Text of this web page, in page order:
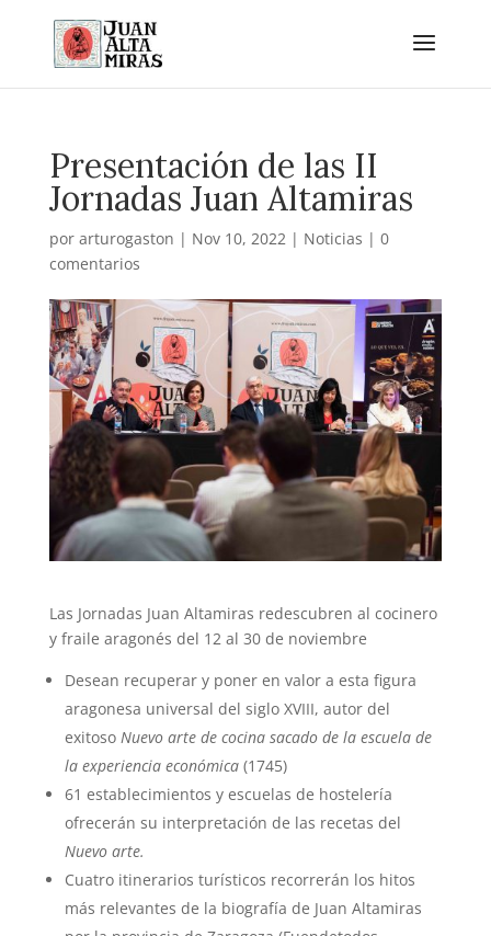
Presentación de las II
Jornadas Juan Altamiras
por arturogaston | Nov 10, 2022| Noticias | 0
comentarios
Las Jornadas Juan Altamiras redescubren al cocinero
y fraile aragonés del 12 al 30 de noviembre
Desean recuperar y poner en valor a esta figura
aragonesa universal del siglo XVIII, autor del
exitoso Nuevo arte de cocina sacado de la escuela de
la experiencia económica(1745)
61 establecimientos y escuelas de hostelería
ofrecerán su interpretación de las recetas del
Nuevo arte.
Cuatro itinerarios turísticos recorrerán los hitos
más relevantes de la biografía de Juan Altamiras